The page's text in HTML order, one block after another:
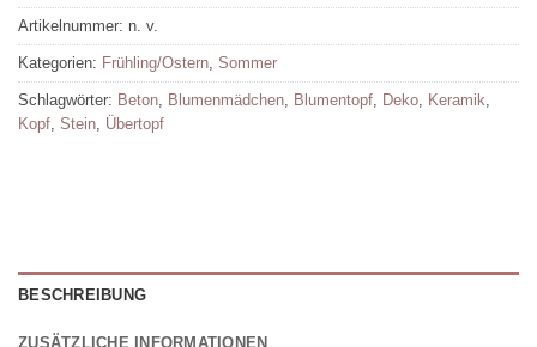
Artikelnummer: n. v.
Kategorien: Frühling/Ostern Sommer
Schlagwörter: Beton Blumenmädchen Blumentopf Deko Keramik
Kopf Stein Übertopf
BESCHREIBUNG
ZUSÄTZLICHE INFORMATIONEN